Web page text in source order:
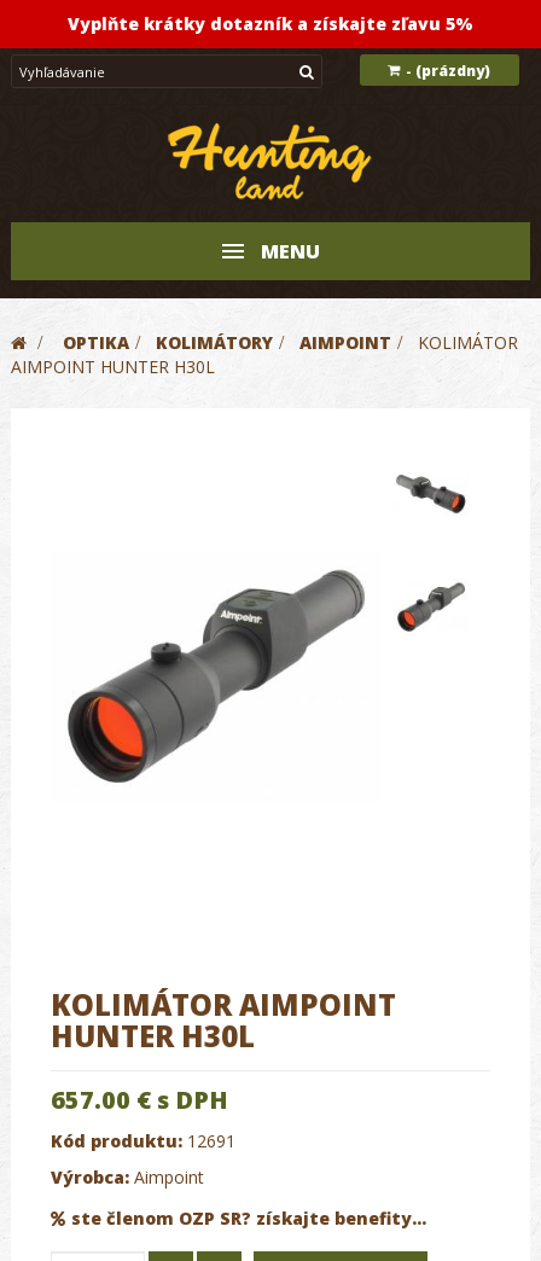
Vyplňte krátky dotazník a získajte zľavu 5%
- (prázdny)
MENU
> OPTIKA > KOLIMÁTORY > AIMPOINT >
KOLIMÁTOR
AIMPOINT HUNTER H30L
KOLIMÁTOR AIMPOINT
HUNTER H30L
657.00 € s DPH
Kód produktu: 12691
Výrobca: Aimpoint
ste členom OZP SR? získajte benefity...